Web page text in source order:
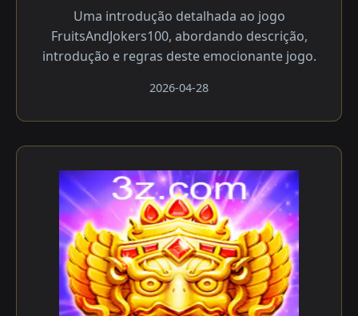
Uma introdução detalhada ao jogo
FruitsAndJokers100, abordando descrição,
introdução e regras deste emocionante jogo.
2026-04-28